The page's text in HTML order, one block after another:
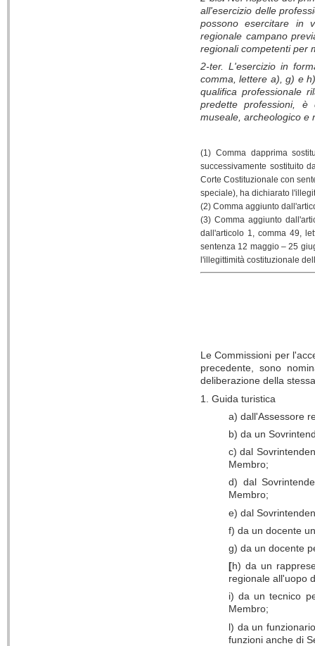
all'esercizio delle
possono esercitare in
regionale campano
regionali competenti per
2-ter. L'esercizio in
comma, lettere a), g) e
qualifica professionale
predette professioni, è
museale, archeologico e
(1) Comma dapprima
successivamente sostituito
Corte Costituzionale con
speciale), ha dichiarato
(2) Comma aggiunto
(3) Comma aggiunto
dall'articolo 1, comma 49,
sentenza 12 maggio – 25
l'illegittimità costituzionale
Le Commissioni per
precedente, sono
deliberazione della
1. Guida turistica
a) dall'Assessore
b) da un
c) dal
Membro;
d) dal
Membro;
e) dal
f) da un docente
g) da un docente
[h) da un
regionale all'uopo
i) da un tecnico
Membro;
l) da un
funzioni anche di